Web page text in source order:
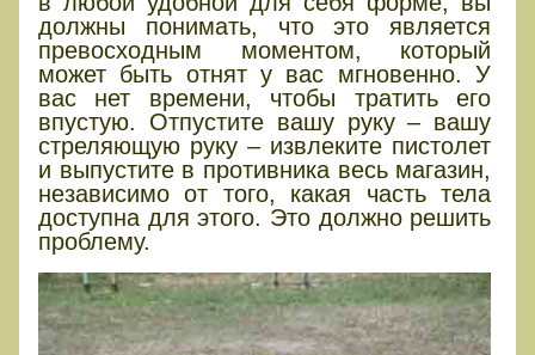
должны понимать, что это является
превосходным моментом, который
может быть отнят у вас мгновенно. У
вас нет времени, чтобы тратить его
впустую. Отпустите вашу руку – вашу
стреляющую руку – извлеките пистолет
и выпустите в противника весь магазин,
независимо от того, какая часть тела
доступна для этого. Это должно решить
проблему.